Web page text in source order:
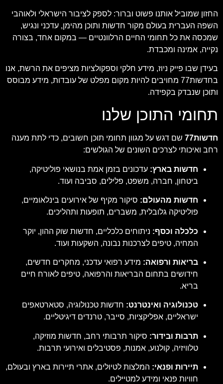
החזון שמוביל אותנו פשוט וברור: לספק לציבור הישראלי ולאוהבי
השפה העברית בעולם מקור חדשות ותוכן מהימן, עדכני ונגיש,
שמכסה את כל תחומי החיים הרלוונטיים — במקום אחד, בצורה
נקייה, אמינה ומכבדת.
בעידן שבו פייק ניוז, מידע חלקי וספקולציות מציפים את הרשת, אנו
בחדשות77 מחויבים להיות מקום מפלט של עובדות, מידע מבוסס
ותוכן שנבדק בקפידה.
תחומי התוכן שלנו
חדשות77
שם דגש על מגוון תחומי תוכן חשובים, כדי לתת מענה
רחב ואיכותי לצרכים השונים של הגולשים:
חדשות בארץ: עדכונים בזמן אמת בנושאי פוליטיקה,
ביטחון, חברה, משפט, פלילים, סביבה ועוד.
חדשות מהעולם: סיקור מקיף של אירועים בינלאומיים,
פוליטיקה גלובלית, משברים, תופעות ותהליכים.
כלכלה וכסף: ניתוחים כלכליים, חדשות שוק ההון, יוקר
המחיה, טיפים לצרכנות נבונה, השקעות ועוד.
בריאות ורפואה: מידע רפואי עדכני, מחקרים חדשים,
חידושים בתחום הבריאות והרפואה, טיפים לאורח חיים
בריא.
טכנולוגיה ואינטרנט: חדשות טכנולוגיה, סטארטאפים
ישראליים, אפליקציות, סייבר, טרנדים דיגיטליים.
תרבות ובידור: סיקור תרבותי רחב, חדשות מוזיקה,
טלוויזיה, קולנוע, אמנות, פסטיבלים ואירועי תרבות.
תיירות ופנאי: המלצות לטיולים, אתרי תיירות בארץ ובעולם,
חוויות פנאי ומידע למטיילים.